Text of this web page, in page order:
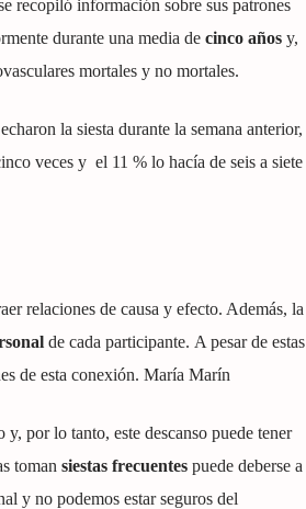
recopiló información sobre sus patrones
durante una media de cinco añosy,
mortales y no mortales.
la siesta durante la semana anterior,
veces y el 11 % lo hacía de seis a siete
relaciones de causa y efecto. Además, la
de cada participante. A pesar de estas
de esta conexión. María Marín
y, por lo tanto, este descanso puede tener
toman siestas frecuentespuede deberse a
y no podemos estar seguros del